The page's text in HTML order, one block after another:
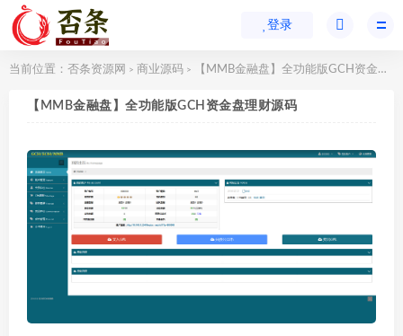
登录
当前位置： 否条资源网 > 商业源码 > 【MMB金融盘】全功能版GCH资金盘理财源码
【MMB金融盘】全功能版GCH资金盘理财源码